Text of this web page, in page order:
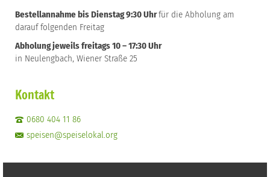
Bestellannahme bis Dienstag 9:30 Uhrfür die Abholung am
darauf folgenden Freitag
Abholung jeweils freitags 10 – 17:30 Uhr
in Neulengbach, Wiener Straße 25
Kontakt
0680 404 11 86
speisen@speiselokal.org